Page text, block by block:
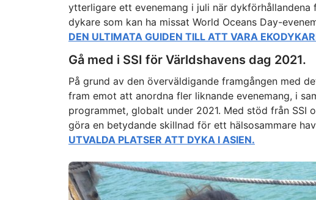
ytterligare ett evenemang i juli när
dykare som kan ha missat World Oceans Day-
DEN ULTIMATA GUIDEN TILL ATT VARA
Gå med i SSI för Världshavens dag 2021.
På grund av den överväldigande framgången med
fram emot att anordna fler liknande evenemang, i
programmet, globalt under 2021. Med stöd från SSI
göra en betydande skillnad för ett hälsosammare
UTVALDA PLATSER ATT DYKA I ASIEN.